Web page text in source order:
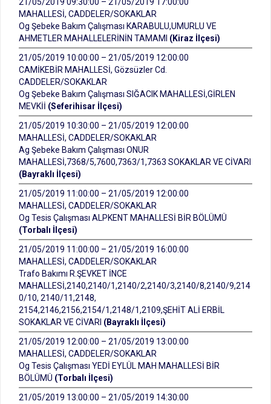
MAHALLESİ, CADDELER/SOKAKLAR
Og Şebeke Bakım Çalışması KARABULU,UMURLU VE
AHMETLER MAHALLELERİNİN TAMAMI (Kiraz İlçesi)
21/05/2019 10:00:00 – 21/05/2019 12:00:00
CAMİKEBİR MAHALLESİ, Gözsüzler Cd.
CADDELER/SOKAKLAR
Og Şebeke Bakım Çalışması SIĞACIK MAHALLESİ,GİRLEN
MEVKİİ (Seferihisar İlçesi)
21/05/2019 10:30:00 – 21/05/2019 12:00:00
MAHALLESİ, CADDELER/SOKAKLAR
Ag Şebeke Bakım Çalışması ONUR
MAHALLESİ,7368/5,7600,7363/1,7363 SOKAKLAR VE CİVARI
(Bayraklı İlçesi)
21/05/2019 11:00:00 – 21/05/2019 12:00:00
MAHALLESİ, CADDELER/SOKAKLAR
Og Tesis Çalışması ALPKENT MAHALLESİ BİR BÖLÜMÜ
(Torbalı İlçesi)
21/05/2019 11:00:00 – 21/05/2019 16:00:00
MAHALLESİ, CADDELER/SOKAKLAR
Trafo Bakımı R.ŞEVKET İNCE
MAHALLESİ,2140,2140/1,2140/2,2140/3,2140/8,2140/9,214
0/10, 2140/11,2148,
2154,2146,2156,2154/1,2148/1,2109,ŞEHİT ALİ ERBİL
SOKAKLAR VE CİVARI (Bayraklı İlçesi)
21/05/2019 12:00:00 – 21/05/2019 13:00:00
MAHALLESİ, CADDELER/SOKAKLAR
Og Tesis Çalışması YEDİ EYLÜL MAH MAHALLESİ BİR
BÖLÜMÜ (Torbalı İlçesi)
21/05/2019 13:00:00 – 21/05/2019 14:30:00